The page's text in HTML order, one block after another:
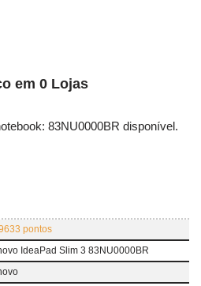
em 0 Lojas
83NU0000BR disponível.
pontos
IdeaPad Slim 3 83NU0000BR